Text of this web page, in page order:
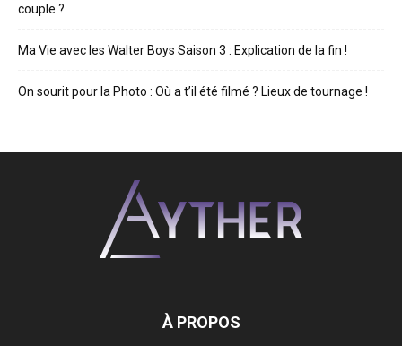
couple ?
Ma Vie avec les Walter Boys Saison 3 : Explication de la fin !
On sourit pour la Photo : Où a t’il été filmé ? Lieux de tournage !
À PROPOS